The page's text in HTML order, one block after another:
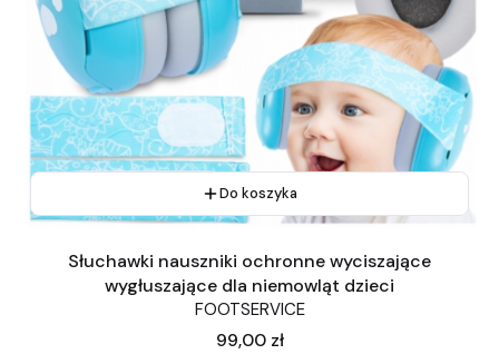
Do koszyka
Słuchawki nauszniki ochronne wyciszające
wygłuszające dla niemowląt dzieci
FOOTSERVICE
Cena
99,00 zł